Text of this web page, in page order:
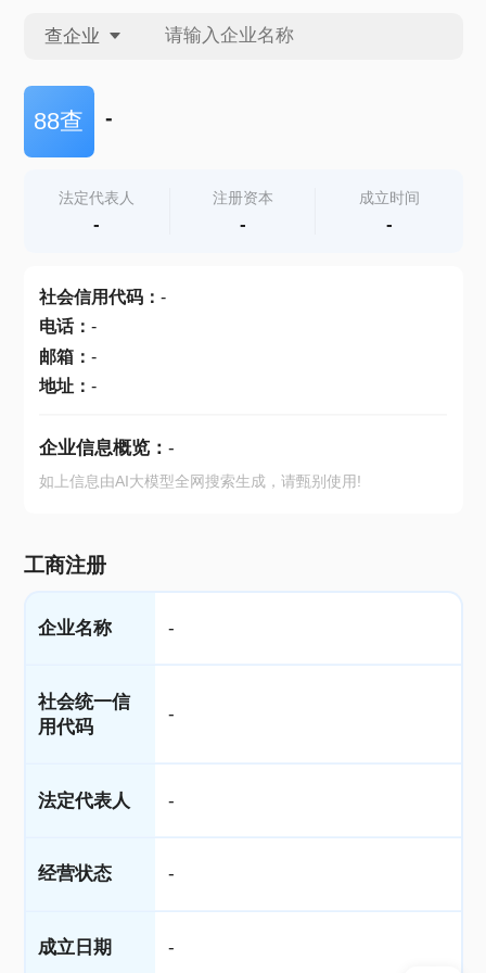
查企业
查企业
查产地
88查 -
法定代表人
-
注册资本
-
成立时间
-
社会信用代码： -
电话： -
邮箱： -
地址： -
企业信息概览： -
如上信息由AI大模型全网搜索生成，请甄别使用!
工商注册
企业名称 -
社会统一信
用代码
-
法定代表人 -
经营状态 -
成立日期 -